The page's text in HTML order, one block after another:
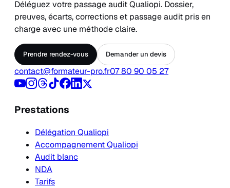
Déléguez votre passage audit Qualiopi. Dossier,
preuves, écarts, corrections et passage audit pris en
charge avec une méthode claire.
Prendre rendez-vous Demander un devis
contact@formateur-pro.fr07 80 90 05 27
Prestations
Délégation Qualiopi
Accompagnement Qualiopi
Audit blanc
NDA
Tarifs